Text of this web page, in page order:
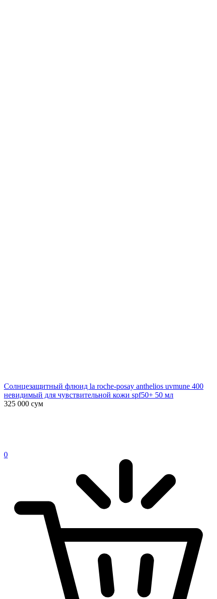
Солнцезащитный флюид la roche-posay anthelios uvmune 400
невидимый для чувствительной кожи spf50+ 50 мл
325 000 сум
0